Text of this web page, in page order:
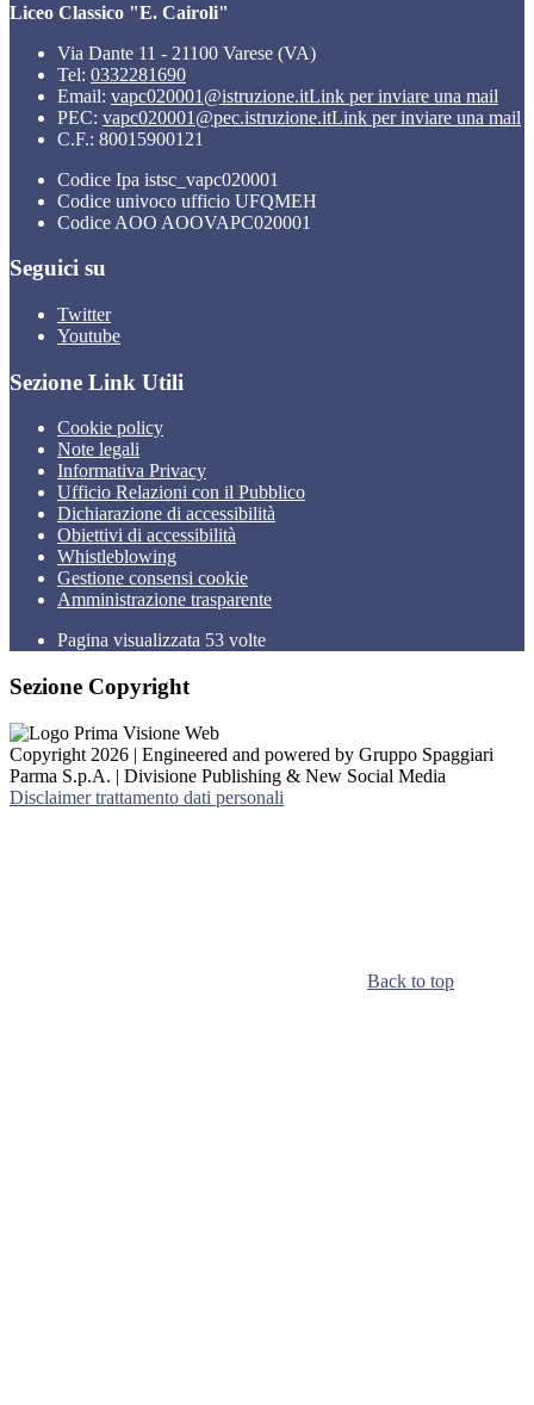
Liceo Classico "E. Cairoli"
Via Dante 11 - 21100 Varese (VA)
Tel: 0332281690
Email: vapc020001@istruzione.itLink per inviare una mail
PEC: vapc020001@pec.istruzione.itLink per inviare una mail
C.F.: 80015900121
Codice Ipa istsc_vapc020001
Codice univoco ufficio UFQMEH
Codice AOO AOOVAPC020001
Seguici su
Twitter
Youtube
Sezione Link Utili
Cookie policy
Note legali
Informativa Privacy
Ufficio Relazioni con il Pubblico
Dichiarazione di accessibilità
Obiettivi di accessibilità
Whistleblowing
Gestione consensi cookie
Amministrazione trasparente
Pagina visualizzata 53 volte
Sezione Copyright
Copyright 2026 | Engineered and powered by Gruppo Spaggiari
Parma S.p.A. | Divisione Publishing & New Social Media
Disclaimer trattamento dati personali
Back to top